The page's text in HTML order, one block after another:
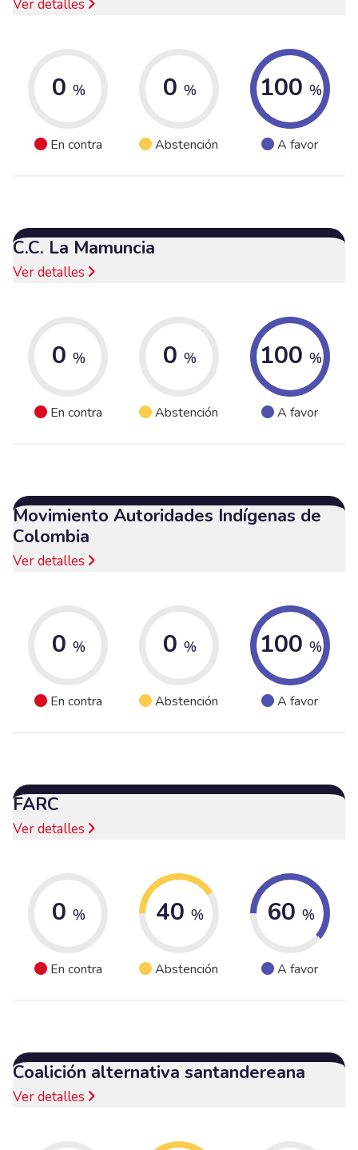
Ver detalles
0 %
En contra
0 %
Abstención
100 %
A favor
C.C. La Mamuncia
Ver detalles
0 %
En contra
0 %
Abstención
100 %
A favor
Movimiento Autoridades Indígenas de
Colombia
Ver detalles
0 %
En contra
0 %
Abstención
100 %
A favor
FARC
Ver detalles
0 %
En contra
40 %
Abstención
60 %
A favor
Coalición alternativa santandereana
Ver detalles